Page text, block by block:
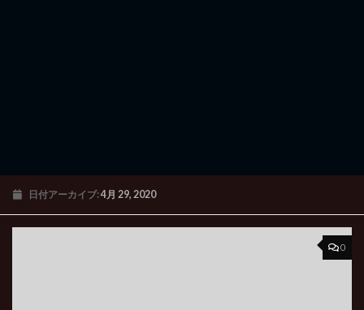
日付アーカイブ:4月 29, 2020
0